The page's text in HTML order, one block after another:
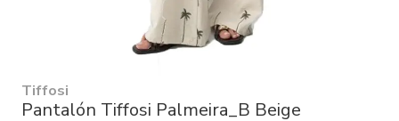
Tiffosi
Pantalón Tiffosi Palmeira_B Beige